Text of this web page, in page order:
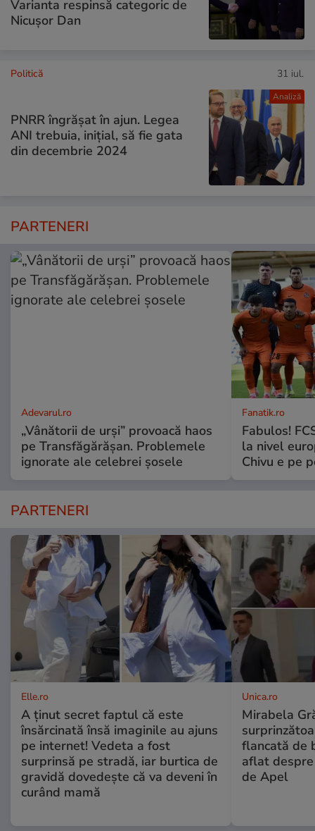
Varianta respinsă categoric de
Nicușor Dan
Analiză
Politică 31 iul.
PNRR îngrășat în ajun. Legea
ANI trebuia, inițial, să fie gata
din decembrie 2024
PARTENERI
Adevarul.ro
„Vânătorii de urși” provoacă haos
pe Transfăgărășan. Problemele
ignorate ale celebrei șosele
Fanatik.ro
Fabulos!
la nivel
Chivu e pe
PARTENERI
Elle.ro
A ținut secret faptul că este
însărcinată însă imaginile au ajuns
pe internet! Vedeta a fost
surprinsă pe stradă, iar burtica de
gravidă dovedește că va deveni în
curând mamă
Unica.ro
Mirabela
flancată de
aflat
de Apel